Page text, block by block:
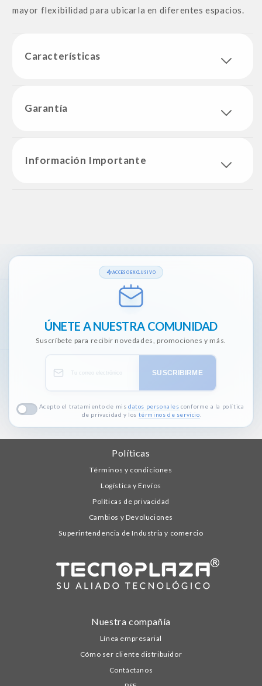
mayor flexibilidad para ubicarla en diferentes espacios.
Características
Garantía
Información Importante
ACCESO EXCLUSIVO
ÚNETE A NUESTRA COMUNIDAD
Suscríbete para recibir novedades, promociones y más.
SUSCRIBIRME
Acepto el tratamiento de mis datos personales conforme a la política
de privacidad y los términos de servicio
Políticas
Términos y condiciones
Logística y Envíos
Políticas de privacidad
Cambios y Devoluciones
Superintendencia de Industria y comercio
Nuestra compañía
Línea empresarial
Cómo ser cliente distribuidor
Contáctanos